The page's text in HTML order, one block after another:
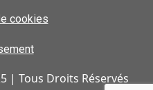
cookies
| Tous Droits Réservés